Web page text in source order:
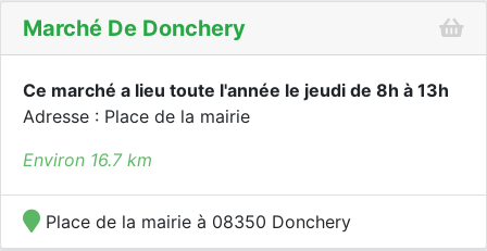
Marché De Donchery
Ce marché a lieu toute l'année le jeudi de 8h à 13h
Adresse : Place de la mairie
Environ 16.7 km
Place de la mairie à 08350 Donchery